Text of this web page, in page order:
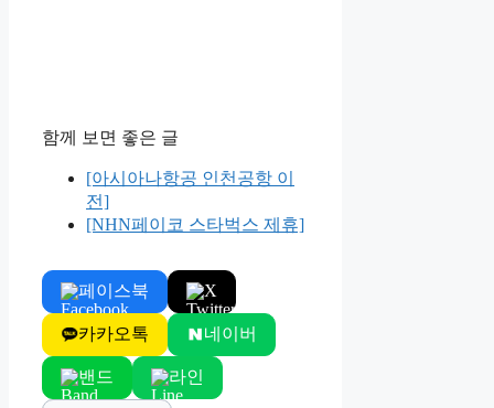
함께 보면 좋은 글
[아시아나항공 인천공항 이
전]
[NHN페이코 스타벅스 제휴]
페이스북 X
카카오톡 네이버
밴드 라인